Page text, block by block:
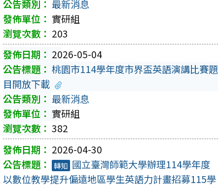
最新消息
實研組
203
2026-05-04
桃園市114學年度市界盃英語演講比賽題
目開放下載
最新消息
實研組
382
2026-04-30
轉知 國立臺灣師範大學辦理114學年度
以數位教學提升偏遠地區學生英語力計畫招募115學